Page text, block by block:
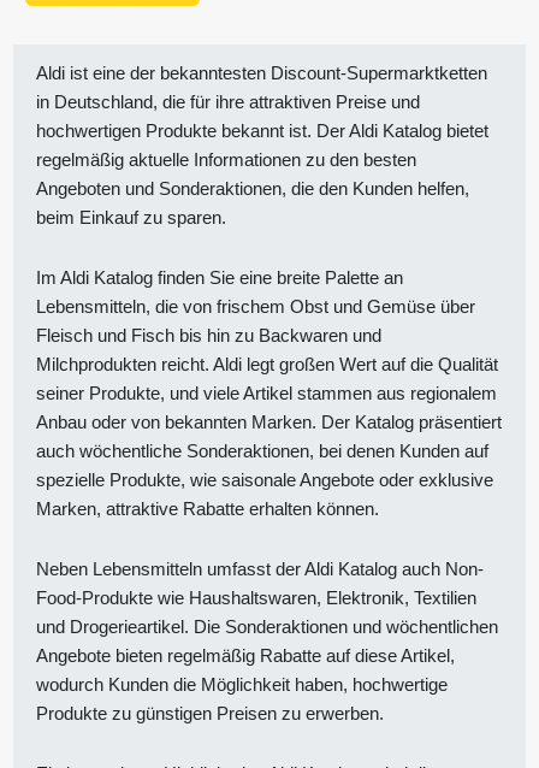
Aldi ist eine der bekanntesten Discount-Supermarktketten
in Deutschland, die für ihre attraktiven Preise und
hochwertigen Produkte bekannt ist. Der Aldi Katalog bietet
regelmäßig aktuelle Informationen zu den besten
Angeboten und Sonderaktionen, die den Kunden helfen,
beim Einkauf zu sparen.
Im Aldi Katalog finden Sie eine breite Palette an
Lebensmitteln, die von frischem Obst und Gemüse über
Fleisch und Fisch bis hin zu Backwaren und
Milchprodukten reicht. Aldi legt großen Wert auf die Qualität
seiner Produkte, und viele Artikel stammen aus regionalem
Anbau oder von bekannten Marken. Der Katalog präsentiert
auch wöchentliche Sonderaktionen, bei denen Kunden auf
spezielle Produkte, wie saisonale Angebote oder exklusive
Marken, attraktive Rabatte erhalten können.
Neben Lebensmitteln umfasst der Aldi Katalog auch Non-
Food-Produkte wie Haushaltswaren, Elektronik, Textilien
und Drogerieartikel. Die Sonderaktionen und wöchentlichen
Angebote bieten regelmäßig Rabatte auf diese Artikel,
wodurch Kunden die Möglichkeit haben, hochwertige
Produkte zu günstigen Preisen zu erwerben.